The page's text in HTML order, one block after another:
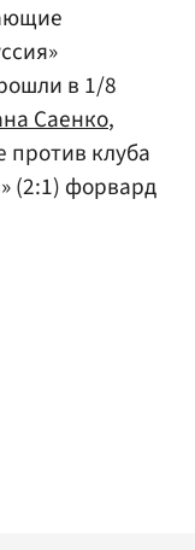
в 1/8
Саенко,
против клуба
(2:1) форвард